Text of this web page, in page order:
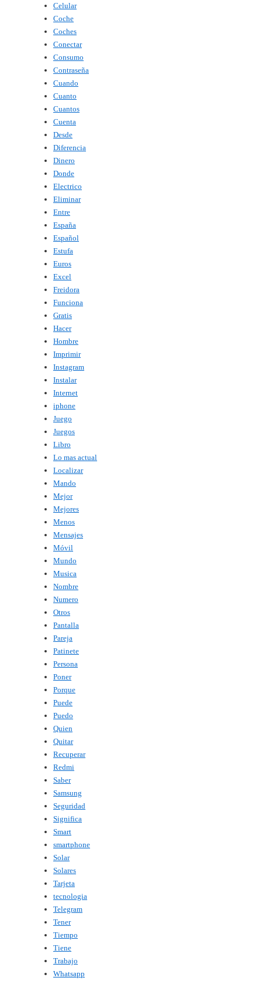
Celular
Coche
Coches
Conectar
Consumo
Contraseña
Cuando
Cuanto
Cuantos
Cuenta
Desde
Diferencia
Dinero
Donde
Electrico
Eliminar
Entre
España
Español
Estufa
Euros
Excel
Freidora
Funciona
Gratis
Hacer
Hombre
Imprimir
Instagram
Instalar
Internet
iphone
Juego
Juegos
Libro
Lo mas actual
Localizar
Mando
Mejor
Mejores
Menos
Mensajes
Móvil
Mundo
Musica
Nombre
Numero
Otros
Pantalla
Pareja
Patinete
Persona
Poner
Porque
Puede
Puedo
Quien
Quitar
Recuperar
Redmi
Saber
Samsung
Seguridad
Significa
Smart
smartphone
Solar
Solares
Tarjeta
tecnologia
Telegram
Tener
Tiempo
Tiene
Trabajo
Whatsapp